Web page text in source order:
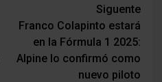
Siguente
Franco Colapinto estará
en la Fórmula 1 2025:
Alpine lo confirmó como
nuevo piloto